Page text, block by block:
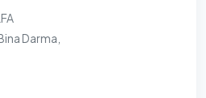
Darma,